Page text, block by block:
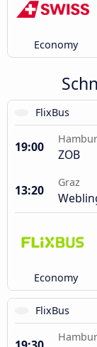
Economy
FlixBus
19:00 ZOB
13:20
Graz
Economy
FlixBus